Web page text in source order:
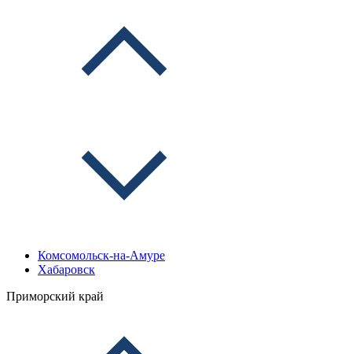
Комсомольск-на-Амуре
Хабаровск
Приморский край